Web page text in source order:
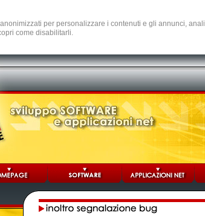
per personalizzare i contenuti e gli annunci,
come disabilitarli.